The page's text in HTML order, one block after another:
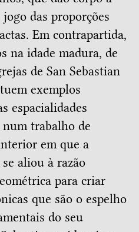
das proporções
Em contrapartida,
na idade madura, de
de San Sebastian
exemplos
espacialidades
num trabalho de
em que a
aliou à razão
para criar
que são o espelho
do seu